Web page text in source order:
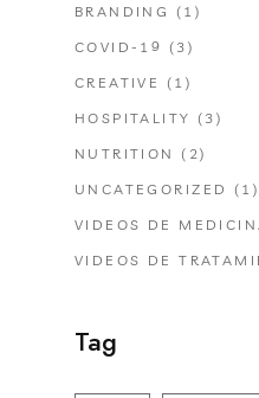
BRANDING
(1)
COVID-19 (3)
CREATIVE
(1)
HOSPITALITY (3)
NUTRITION
(2)
UNCATEGORIZED
(1)
VIDEOS DE
VIDEOS DE
Tag